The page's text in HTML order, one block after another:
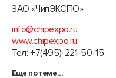
ЗАО «ЧипЭКСПО»
info@chipexpo.ru
www.chipexpo.ru
Тел: +7(495)-221-50-15
Еще по теме...